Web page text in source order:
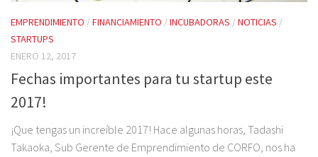
EMPRENDIMIENTO /FINANCIAMIENTO /INCUBADORAS /NOTICIAS /
STARTUPS
ENERO 12, 2017
Fechas importantes para tu startup este
2017!
¡Que tengas un increíble 2017! Hace algunas horas, Tadashi
Takaoka, Sub Gerente de Emprendimiento de CORFO, nos ha